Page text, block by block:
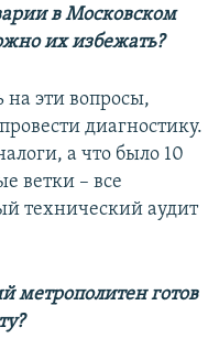
в Московском
их избежать?
на эти вопросы,
диагностику.
а что было 10
ветки – все
технический аудит
метрополитен готов